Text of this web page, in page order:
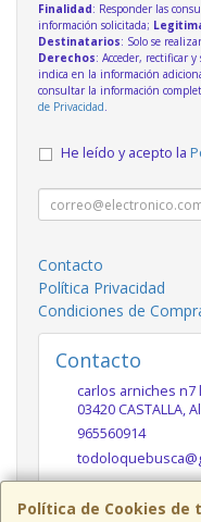
Política de Cookies de
Finalidad: Responder las
información solicitada;
Destinatarios: Solo se
Derechos: Acceder, rectificar
indica en la información
consultar la información
de Privacidad.
He leído y acepto la
Contacto
Política Privacidad
Condiciones de
Contacto
carlos arniches n7
03420 CASTALLA,
965560914